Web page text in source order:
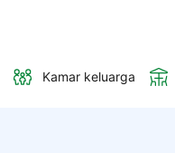
Kamar keluarga